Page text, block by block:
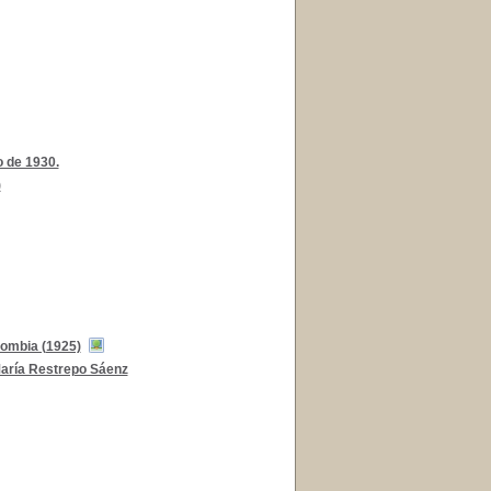
de 1930.
(1925)
Restrepo Sáenz